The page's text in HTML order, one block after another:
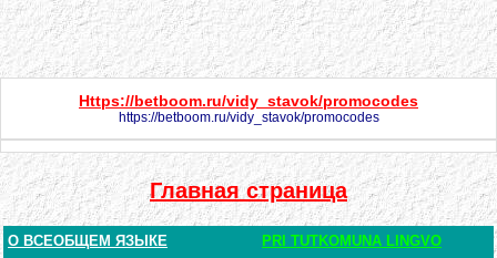
Https://betboom.ru/vidy_stavok/promocodes
https://betboom.ru/vidy_stavok/promocodes
Главная страница
О ВСЕОБЩЕМ ЯЗЫКЕ
PRI TUTKOMUNA LINGVO